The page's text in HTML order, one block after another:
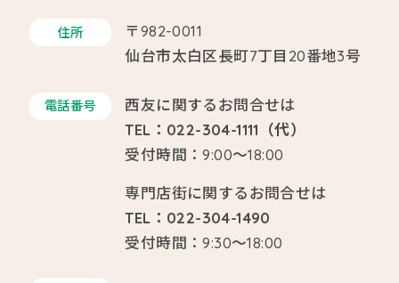
住所
〒982-0011
仙台市太白区長町7丁目20番地3号
電話番号
西友に関するお問合せは
TEL：022-304-1111（代）
受付時間：9:00～18:00
専門店街に関するお問合せは
TEL：022-304-1490
受付時間：9:30～18:00